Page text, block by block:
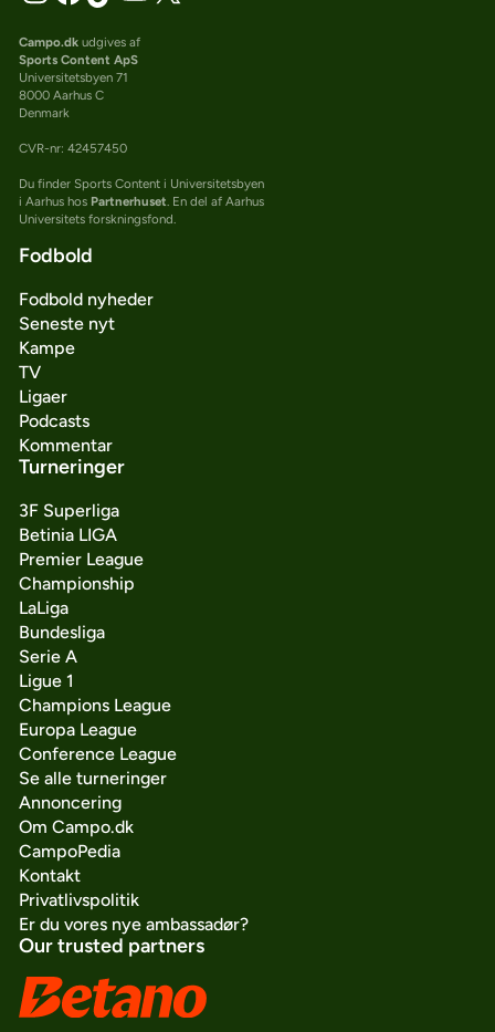
Campo.dkudgives af
Sports Content ApS
Universitetsbyen 71
8000 Aarhus C
Denmark
CVR-nr: 42457450
Du finder Sports Content i Universitetsbyen
i Aarhus hos Partnerhuset. En del af Aarhus
Universitets forskningsfond.
Fodbold
Fodbold nyheder
Seneste nyt
Kampe
TV
Ligaer
Podcasts
Kommentar
Turneringer
3F Superliga
Betinia LIGA
Premier League
Championship
LaLiga
Bundesliga
Serie A
Ligue 1
Champions League
Europa League
Conference League
Se alle turneringer
Annoncering
Om Campo.dk
CampoPedia
Kontakt
Privatlivspolitik
Er du vores nye ambassadør?
Our trusted partners